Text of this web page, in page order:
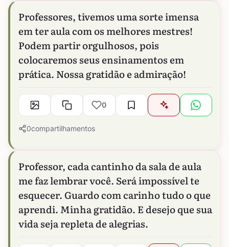
Professores, tivemos uma sorte imensa
em ter aula com os melhores mestres!
Podem partir orgulhosos, pois
colocaremos seus ensinamentos em
prática. Nossa gratidão e admiração!
0
0compartilhamentos
Professor, cada cantinho da sala de aula
me faz lembrar você. Será impossível te
esquecer. Guardo com carinho tudo o que
aprendi. Minha gratidão. E desejo que sua
vida seja repleta de alegrias.